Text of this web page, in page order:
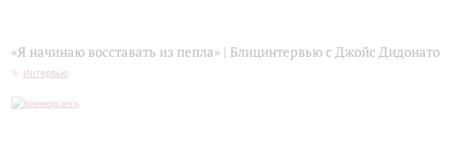
«Я начинаю восставать из пепла» | Блицинтервью c Джойс Дидонато
Интервью